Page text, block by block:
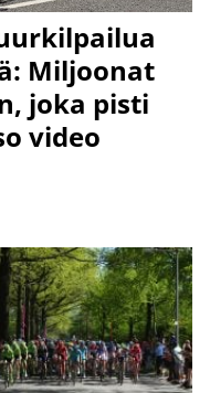
Miljoonat
joka pisti
video